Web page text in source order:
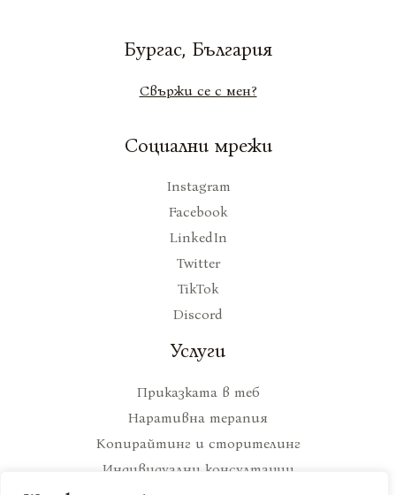
Бургас, България
Свържи се с мен?
Социални мрежи
Instagram
Facebook
LinkedIn
Twitter
TikTok
Discord
Услуги
Приказката в теб
Наративна терапия
Копирайтинг и сторителинг
Индивидуални консултации